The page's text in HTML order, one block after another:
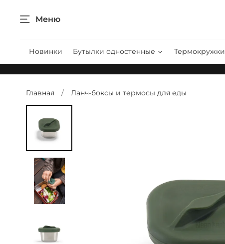
Меню
Новинки Бутылки одностенные Термокружки
Главная Ланч-боксы и термосы для еды